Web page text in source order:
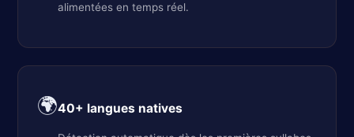
alimentées en temps réel.
🌍40+ langues natives